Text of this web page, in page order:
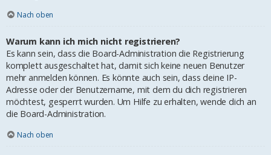
Nach oben
Warum kann ich mich nicht registrieren?
Es kann sein, dass die Board-Administration die Registrierung
komplett ausgeschaltet hat, damit sich keine neuen Benutzer
mehr anmelden können. Es könnte auch sein, dass deine IP-
Adresse oder der Benutzername, mit dem du dich registrieren
möchtest, gesperrt wurden. Um Hilfe zu erhalten, wende dich an
die Board-Administration.
Nach oben